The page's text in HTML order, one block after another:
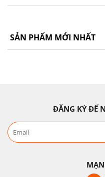
SẢN PHẨM MỚI NHẤT
ĐĂNG KÝ ĐỂ